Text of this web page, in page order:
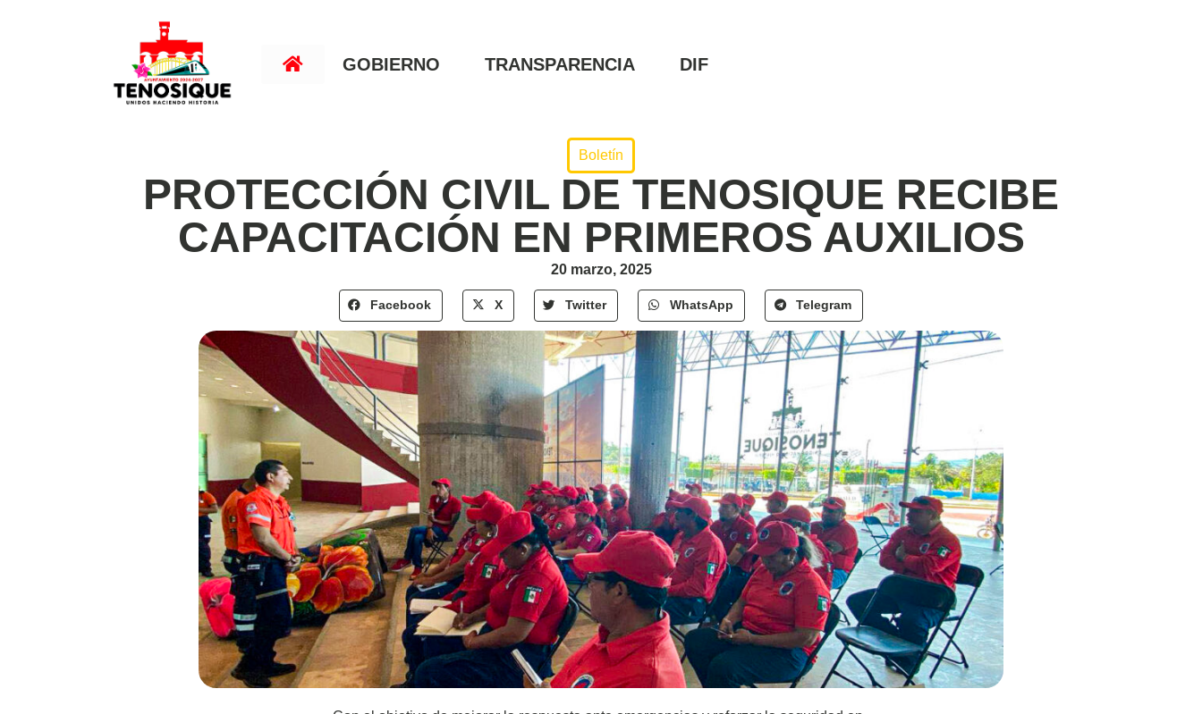
GOBIERNO TRANSPARENCIA DIF
Boletín
PROTECCIÓN CIVIL DE TENOSIQUE RECIBE
CAPACITACIÓN EN PRIMEROS AUXILIOS
20 marzo, 2025
Facebook X Twitter WhatsApp Telegram